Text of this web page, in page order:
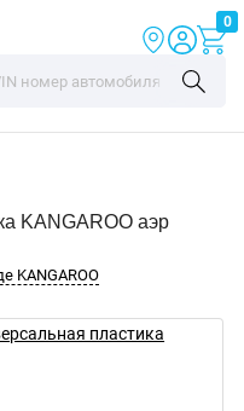
0
KANGAROO аэр
KANGAROO